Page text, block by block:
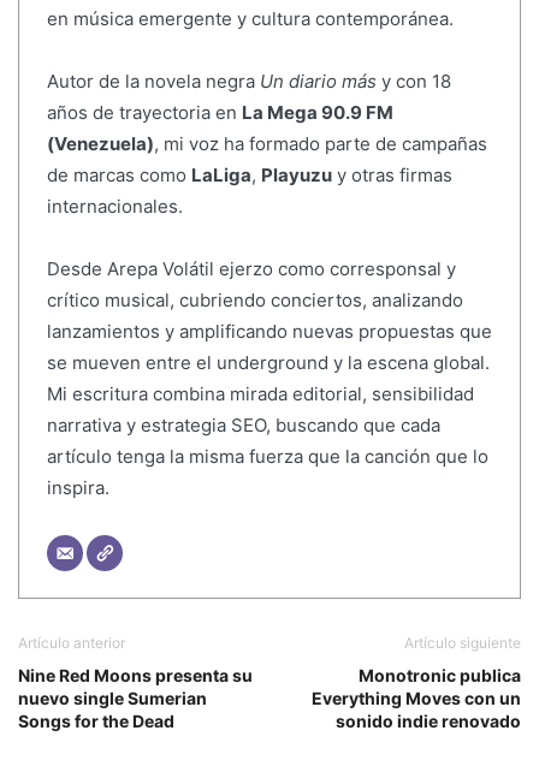
en música emergente y cultura contemporánea.
Autor de la novela negra Un diario más y con 18
años de trayectoria en La Mega 90.9 FM
(Venezuela), mi voz ha formado parte de campañas
de marcas como LaLiga, Playuzuy otras firmas
internacionales.
Desde Arepa Volátil ejerzo como corresponsal y
crítico musical, cubriendo conciertos, analizando
lanzamientos y amplificando nuevas propuestas que
se mueven entre el underground y la escena global.
Mi escritura combina mirada editorial, sensibilidad
narrativa y estrategia SEO, buscando que cada
artículo tenga la misma fuerza que la canción que lo
inspira.
Artículo anterior
Nine Red Moons presenta su
nuevo single Sumerian
Songs for the Dead
Artículo siguiente
Monotronic publica
Everything Moves con un
sonido indie renovado